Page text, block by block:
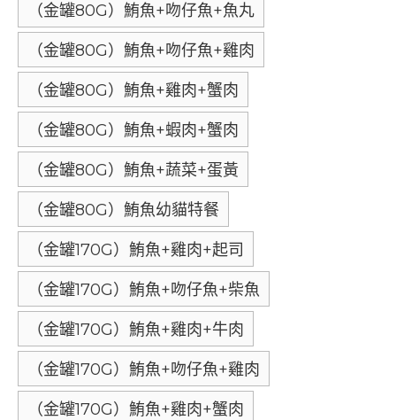
（金罐80G）鮪魚+吻仔魚+魚丸
（金罐80G）鮪魚+吻仔魚+雞肉
（金罐80G）鮪魚+雞肉+蟹肉
（金罐80G）鮪魚+蝦肉+蟹肉
（金罐80G）鮪魚+蔬菜+蛋黃
（金罐80G）鮪魚幼貓特餐
（金罐170G）鮪魚+雞肉+起司
（金罐170G）鮪魚+吻仔魚+柴魚
（金罐170G）鮪魚+雞肉+牛肉
（金罐170G）鮪魚+吻仔魚+雞肉
（金罐170G）鮪魚+雞肉+蟹肉